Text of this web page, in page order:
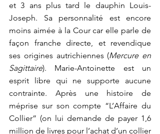
et 3 ans plus tard le dauphin Louis-
Joseph. Sa personnalité est encore
moins aimée à la Cour car elle parle de
façon franche directe, et revendique
ses origines autrichiennes (Mercure en
Sagittaire). Marie-Antoinette est un
esprit libre qui ne supporte aucune
contrainte. Après une histoire de
méprise sur son compte “L’Affaire du
Collier” (on lui demande de payer 1,6
million de livres pour l’achat d’un collier